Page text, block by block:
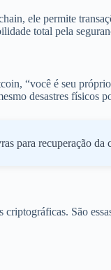
ele permite
total pela
“você é seu
desastres físicos
para recuperação
São